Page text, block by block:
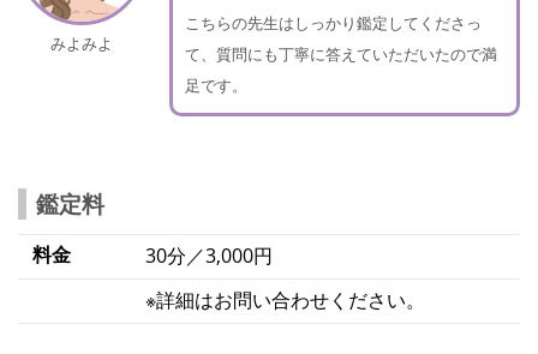
みよみよ
こちらの先生はしっかり鑑定してくださっ
て、質問にも丁寧に答えていただいたので満
足です。
鑑定料
料金
30分／3,000円
※詳細はお問い合わせください。